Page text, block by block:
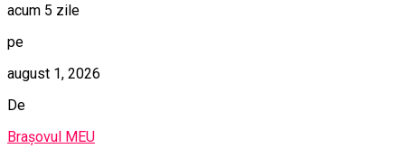
acum 5 zile
pe
august 1, 2026
De
Brașovul MEU